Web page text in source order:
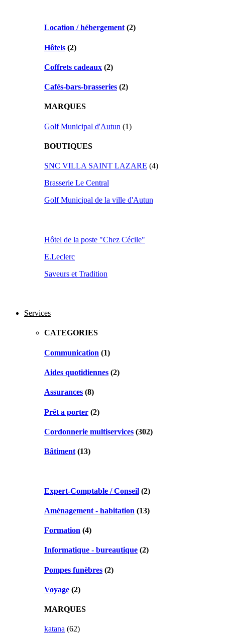
Location / hébergement (2)
Hôtels (2)
Coffrets cadeaux (2)
Cafés-bars-brasseries (2)
MARQUES
Golf Municipal d'Autun (1)
BOUTIQUES
SNC VILLA SAINT LAZARE (4)
Brasserie Le Central
Golf Municipal de la ville d'Autun
Hôtel de la poste "Chez Cécile"
E.Leclerc
Saveurs et Tradition
Services
CATEGORIES
Communication (1)
Aides quotidiennes (2)
Assurances (8)
Prêt a porter (2)
Cordonnerie multiservices (302)
Bâtiment (13)
Expert-Comptable / Conseil (2)
Aménagement - habitation (13)
Formation (4)
Informatique - bureautique (2)
Pompes funèbres (2)
Voyage (2)
MARQUES
katana (62)